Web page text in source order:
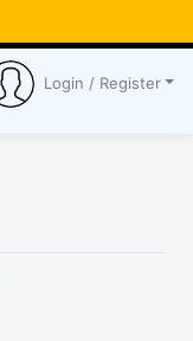
Login / Register